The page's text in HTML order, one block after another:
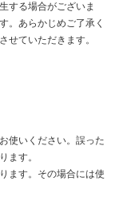
する場合がございま
。あらかじめご了承く
せていただきます。
使いください。誤った
ます。
ます。その場合には使